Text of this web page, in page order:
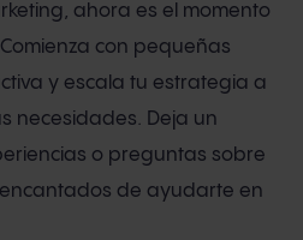
ahora es el momento
con pequeñas
y escala tu estrategia a
necesidades. Deja un
o preguntas sobre
encantados de ayudarte en